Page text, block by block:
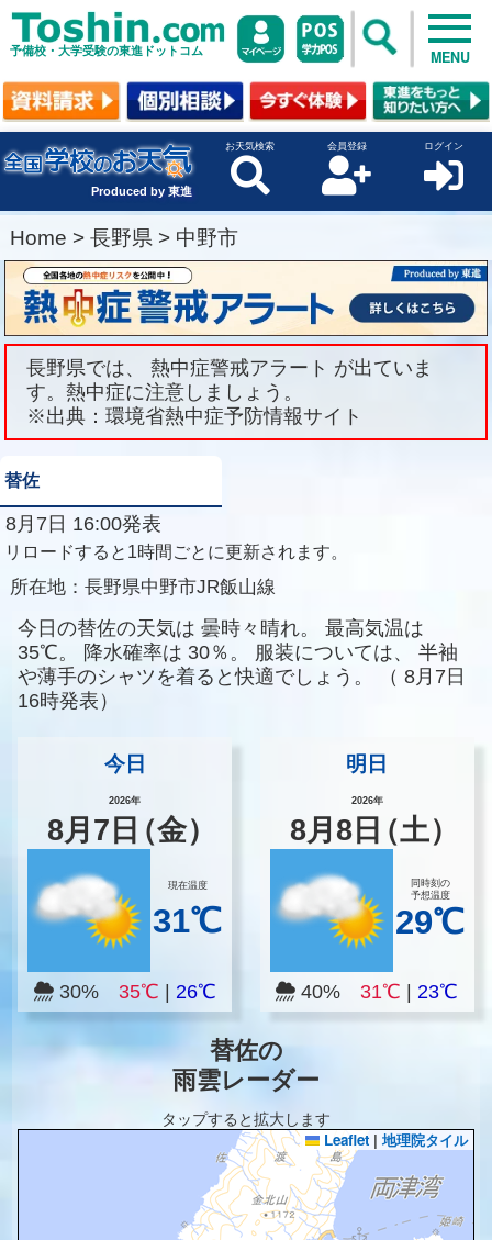
予備校・大学受験の東進ドットコム MENU
Produced by 東進
お天気検索 会員登録 ログイン
Home > 長野県 > 中野市
長野県では、 熱中症警戒アラート が出ていま
す。熱中症に注意しましょう。
※出典：環境省熱中症予防情報サイト
替佐
8月7日 16:00発表
リロードすると1時間ごとに更新されます。
所在地： 長野県中野市JR飯山線
今日の替佐の天気は 曇時々晴れ。
最高気温は
35℃。
降水確率は 30％。 服装については、
半袖
や薄手のシャツを着ると快適でしょう。
（ 8月7日
16時発表）
今日
2026年
8月 7 日（金）
現在温度
31℃
30% 35℃ 26℃
明日
2026年
8月8 日（土）
同時刻の
予想温度
29℃
40%31℃ |23℃
替佐の
雨雲レーダー
タップすると拡大します
Leaflet | 地理院タイル